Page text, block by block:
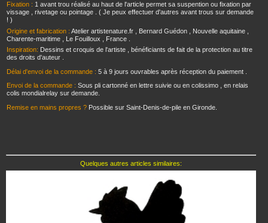
Fixation : 1 avant trou réalisé au haut de l'article permet sa suspention ou fixation par
vissage , rivetage ou pointage . ( Je peux effectuer d'autres avant trous sur demande
! )
Origine et fabrication : Atelier artistenature.fr , Bernard Guédon , Nouvelle aquitaine ,
Charente-maritime , Le Fouilloux , France .
Inspiration: Dessins et croquis de l'artiste , bénéficiants de fait de la protection au titre
des droits d'auteur .
Délai d'envoi de la commande : 5 à 9 jours ouvrables après réception du paiement .
Envoi de la commande : Sous pli cartonné en lettre suivie ou en colissimo , en relais
colis mondialrelay sur demande.
Remise en mains propres ? Possible sur Saint-Denis-de-pile en Gironde.
Quelques autres articles similaires: